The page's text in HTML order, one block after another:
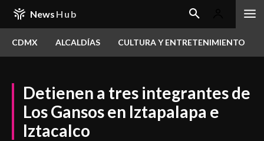
News Hub
CDMX ALCALDÍAS CULTURA Y ENTRETENIMIENTO
Detienen a tres integrantes de
Los Gansos en Iztapalapa e
Iztacalco